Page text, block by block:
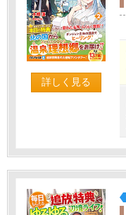
詳しく見る